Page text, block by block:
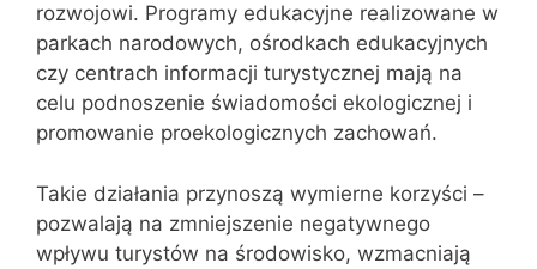
rozwojowi. Programy edukacyjne realizowane w
parkach narodowych, ośrodkach edukacyjnych
czy centrach informacji turystycznej mają na
celu podnoszenie świadomości ekologicznej i
promowanie proekologicznych zachowań.
Takie działania przynoszą wymierne korzyści –
pozwalają na zmniejszenie negatywnego
wpływu turystów na środowisko, wzmacniają